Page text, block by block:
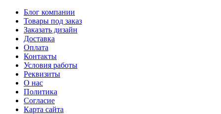
Блог компании
Товары под заказ
Заказать дизайн
Доставка
Оплата
Контакты
Условия работы
Реквизиты
О нас
Политика
Согласие
Карта сайта